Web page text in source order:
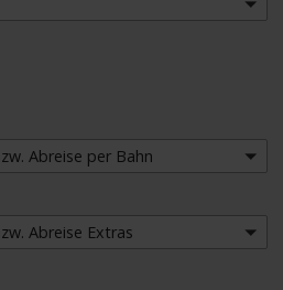
/ keine An- bzw. Abreise per Bahn
/ keine An- bzw. Abreise Extras